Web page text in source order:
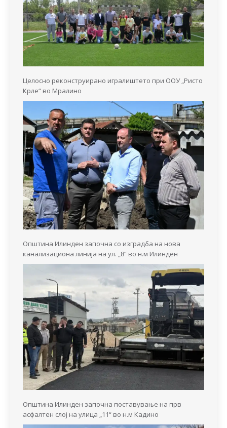
Целосно реконструирано игралиштето при ООУ „Ристо
Крле“ во Мралино
Општина Илинден започна со изградба на нова
канализациона линија на ул. „8“ во н.м Илинден
Општина Илинден започна поставување на прв
асфалтен слој на улица „11“ во н.м Кадино